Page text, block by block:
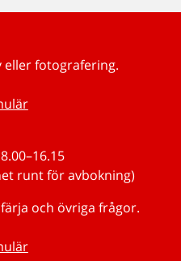
fotografering.
runt för avbokning)
och övriga frågor.